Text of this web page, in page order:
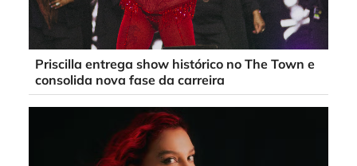
Priscilla entrega show histórico no The Town e
consolida nova fase da carreira